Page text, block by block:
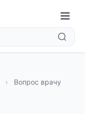
› Вопрос врачу